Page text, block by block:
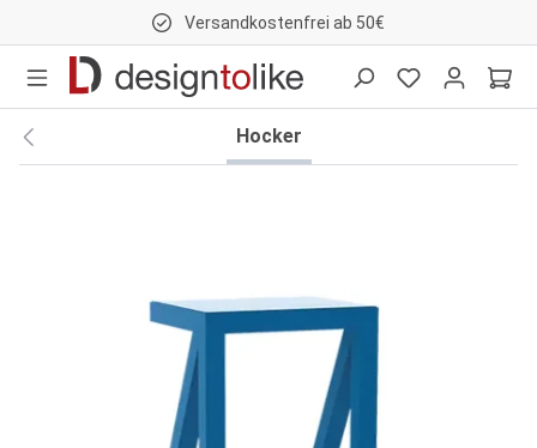
Versandkostenfrei ab 50€
Hocker